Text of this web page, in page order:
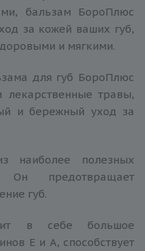
бальзам БороПлюс
за кожей ваших губ,
и мягкими.
для губ БороПлюс
лекарственные травы,
и бережный уход за
наиболее полезных
Он предотвращает
губ.
в себе большое
E и A, способствует